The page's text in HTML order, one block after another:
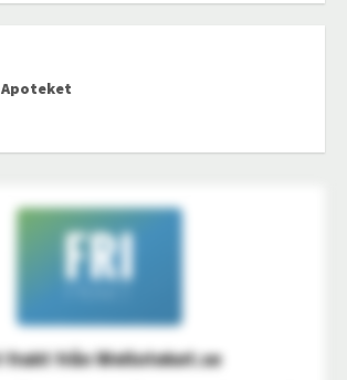
Apoteket
frakt från Welloteket.se